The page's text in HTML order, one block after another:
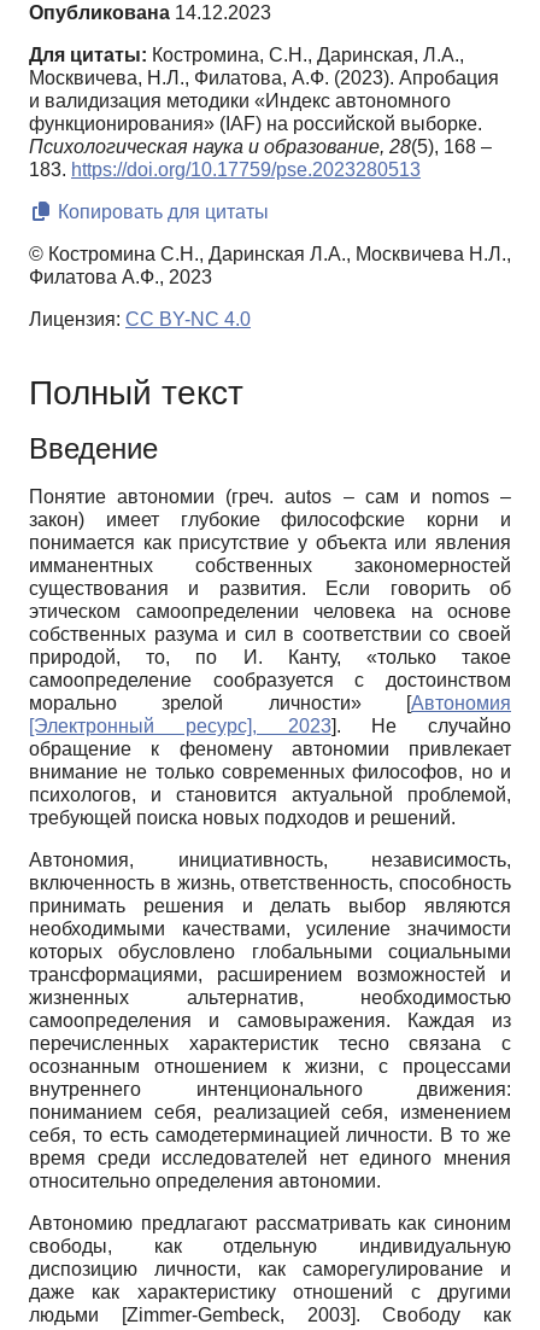
Опубликована 14.12.2023
Для цитаты: Костромина, С.Н., Даринская, Л.А.,
Москвичева, Н.Л., Филатова, А.Ф. (2023). Апробация
и валидизация методики «Индекс автономного
функционирования» (IAF) на российской выборке.
Психологическая наука и образование, 28(5), 168 –
183. https://doi.org/10.17759/pse.2023280513
Копировать для цитаты
© Костромина С.Н., Даринская Л.А., Москвичева Н.Л.,
Филатова А.Ф., 2023
Лицензия: CC BY-NC 4.0
Полный текст
Введение
Понятие автономии (греч. autos – сам и nomos –
закон) имеет глубокие философские корни и
понимается как присутствие у объекта или явления
имманентных собственных закономерностей
существования и развития. Если говорить об
этическом самоопределении человека на основе
собственных разума и сил в соответствии со своей
природой, то, по И. Канту, «только такое
самоопределение сообразуется с достоинством
морально зрелой личности»
[Автономия
[Электронный ресурс], 2023]. Не случайно
обращение к феномену автономии привлекает
внимание не только современных философов, но и
психологов, и становится актуальной проблемой,
требующей поиска новых подходов и решений.
Автономия, инициативность, независимость,
включенность в жизнь, ответственность, способность
принимать решения и делать выбор являются
необходимыми качествами, усиление значимости
которых обусловлено глобальными социальными
трансформациями, расширением возможностей и
жизненных альтернатив, необходимостью
самоопределения и самовыражения. Каждая из
перечисленных характеристик тесно связана с
осознанным отношением к жизни, с процессами
внутреннего интенционального движения:
пониманием себя, реализацией себя, изменением
себя, то есть самодетерминацией личности. В то же
время среди исследователей нет единого мнения
относительно определения автономии.
Автономию предлагают рассматривать как синоним
свободы, как отдельную индивидуальную
диспозицию личности, как саморегулирование и
даже как характеристику отношений с другими
людьми
[Zimmer-Gembeck, 2003]. Свободу как